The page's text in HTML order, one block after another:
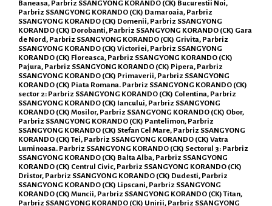
Baneasa, Parbriz SSANGYONG KORANDO (CK) Bucurestii Noi,
Parbriz SSANGYONG KORANDO (CK) Damaroaia, Parbriz
SSANGYONG KORANDO (CK) Domenii, Parbriz SSANGYONG
KORANDO (CK) Dorobanti, Parbriz SSANGYONG KORANDO (CK) Gara
de Nord, Parbriz SSANGYONG KORANDO (CK) Grivita, Parbriz
SSANGYONG KORANDO (CK) Victoriei, Parbriz SSANGYONG
KORANDO (CK) Floreasca, Parbriz SSANGYONG KORANDO (CK)
Pajura, Parbriz SSANGYONG KORANDO (CK) Pipera, Parbriz
SSANGYONG KORANDO (CK) Primaverii, Parbriz SSANGYONG
KORANDO (CK) Piata Romana. Parbriz SSANGYONG KORANDO (CK)
sector 2: Parbriz SSANGYONG KORANDO (CK) Colentina, Parbriz
SSANGYONG KORANDO (CK) Iancului, Parbriz SSANGYONG
KORANDO (CK) Mosilor, Parbriz SSANGYONG KORANDO (CK) Obor,
Parbriz SSANGYONG KORANDO (CK) Pantelimon, Parbriz
SSANGYONG KORANDO (CK) Stefan Cel Mare, Parbriz SSANGYONG
KORANDO (CK) Tei, Parbriz SSANGYONG KORANDO (CK) Vatra
Luminoasa. Parbriz SSANGYONG KORANDO (CK) Sectorul 3: Parbriz
SSANGYONG KORANDO (CK) Balta Alba, Parbriz SSANGYONG
KORANDO (CK) Centrul Civic, Parbriz SSANGYONG KORANDO (CK)
Dristor, Parbriz SSANGYONG KORANDO (CK) Dudesti, Parbriz
SSANGYONG KORANDO (CK) Lipscani, Parbriz SSANGYONG
KORANDO (CK) Muncii, Parbriz SSANGYONG KORANDO (CK) Titan,
Parbriz SSANGYONG KORANDO (CK) Unirii, Parbriz SSANGYONG